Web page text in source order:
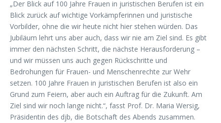
„Der Blick auf 100 Jahre Frauen in juristischen Berufen ist ein
Blick zurück auf wichtige Vorkämpferinnen und juristische
Vorbilder, ohne die wir heute nicht hier stehen würden. Das
Jubiläum lehrt uns aber auch, dass wir nie am Ziel sind. Es gibt
immer den nächsten Schritt, die nächste Herausforderung –
und wir müssen uns auch gegen Rückschritte und
Bedrohungen für Frauen- und Menschenrechte zur Wehr
setzen. 100 Jahre Frauen in juristischen Berufen ist also ein
Grund zum Feiern, aber auch ein Auftrag für die Zukunft. Am
Ziel sind wir noch lange nicht.“, fasst Prof. Dr. Maria Wersig,
Präsidentin des djb, die Botschaft des Abends zusammen.